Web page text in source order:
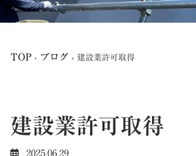
ス
ン
TOP › ブログ › 建設業許可取得
建設業許可取得
2025.06.29